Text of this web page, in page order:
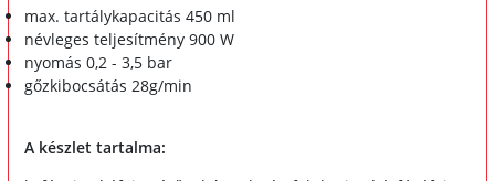
max. tartálykapacitás 450 ml
névleges teljesítmény 900 W
nyomás 0,2 - 3,5 bar
gőzkibocsátás 28g/min
A készlet tartalma: